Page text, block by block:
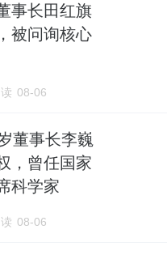
事长田红旗
被问询核心
08-06
董事长李巍
，曾任国家
科学家
08-06